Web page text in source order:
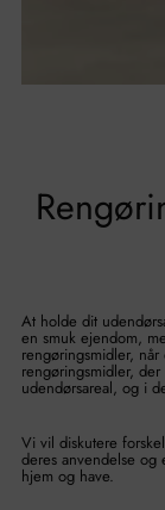
At holde dit
en smuk ejendom,
rengøringsmidler,
rengøringsmidler,
udendørsareal, og i
Vi vil diskutere
deres anvendelse og
hjem og have.